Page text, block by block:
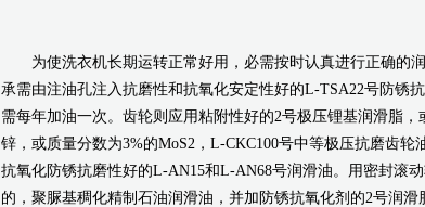
为使洗衣机长期运转正常好用，必需按时认真进行正确的
承需由注油孔注入抗磨性和抗氧化安定性好的L-TSA22号防锈
需每年加油一次。齿轮则应用粘附性好的2号极压锂基润滑脂
锌，或质量分数为3%的MoS2，L-CKC100号中等极压抗磨齿
抗氧化防锈抗磨性好的L-AN15和L-AN68号润滑油。用密封滚
的，聚脲基稠化精制石油润滑油，并加防锈抗氧化剂的2号润